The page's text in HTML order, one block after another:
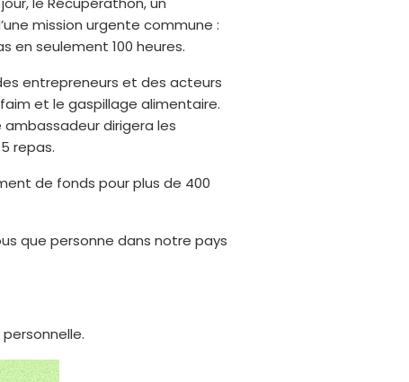
mission urgente commune :
en seulement 100 heures.
entrepreneurs et des acteurs
et le gaspillage alimentaire.
ambassadeur dirigera les
repas.
de fonds pour plus de 400
que personne dans notre pays